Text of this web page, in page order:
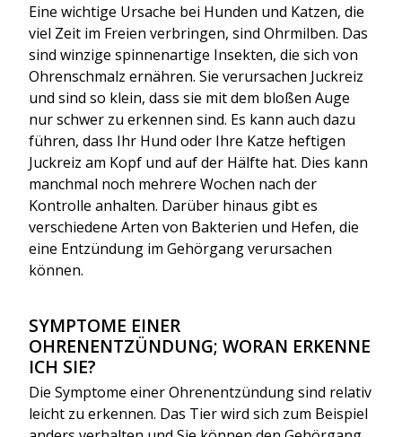
Eine wichtige Ursache bei Hunden und Katzen, die
viel Zeit im Freien verbringen, sind Ohrmilben. Das
sind winzige spinnenartige Insekten, die sich von
Ohrenschmalz ernähren. Sie verursachen Juckreiz
und sind so klein, dass sie mit dem bloßen Auge
nur schwer zu erkennen sind. Es kann auch dazu
führen, dass Ihr Hund oder Ihre Katze heftigen
Juckreiz am Kopf und auf der Hälfte hat. Dies kann
manchmal noch mehrere Wochen nach der
Kontrolle anhalten. Darüber hinaus gibt es
verschiedene Arten von Bakterien und Hefen, die
eine Entzündung im Gehörgang verursachen
können.
SYMPTOME EINER
OHRENENTZÜNDUNG; WORAN ERKENNE
ICH SIE?
Die Symptome einer Ohrenentzündung sind relativ
leicht zu erkennen. Das Tier wird sich zum Beispiel